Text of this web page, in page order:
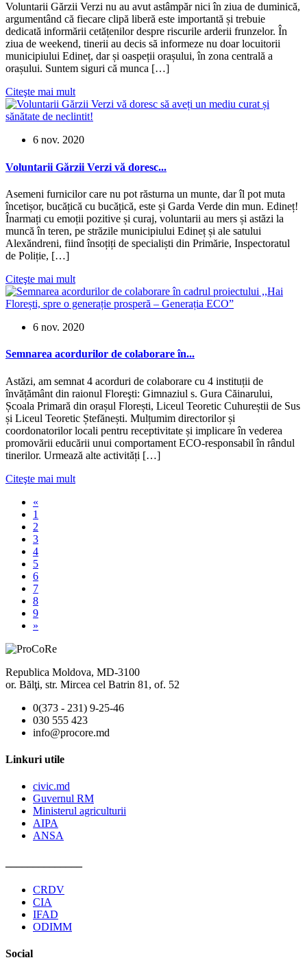
Voluntarii Gărzii Verzi nu au avut astâmpăr nici în ziua de duminică,
argumentând că fiecare clipă liberă este importantă și trebuie
dedicată informării cetățenilor despre riscurile arderii frunzelor. În
ziua de weekend, tinerii au decis să informeze nu doar locuitorii
municipiului Edineț, dar și oaspeții orașului, în zona centrală a
orașului. Suntem siguri că munca […]
Citeşte mai mult
6 nov. 2020
Voluntarii Gărzii Verzi vă doresc...
Asemeni furnicilor care nu pot răsturna un munte, dar îl pot muta
încetișor, bucățică cu bucățică, este și Garda Verde din mun. Edineț!
Înarmați cu emoții pozitive și curaj, voluntarii au mers și astăzi la
muncă în teren, pe străzile municipiului Edineț și ale satului
Alexăndreni, fiind însoțiți de specialiști din Primărie, Inspectoratul
de Poliție, […]
Citeşte mai mult
6 nov. 2020
Semnarea acordurilor de colaborare în...
Astăzi, am semnat 4 acorduri de colaborare cu 4 instituții de
învățământ din raionul Floreşti: Gimnaziul s. Gura Căinarului,
Școala Primară din orașul Florești, Liceul Teoretic Cuhureștii de Sus
și Liceul Teoretic Ștefănești. Mulțumim directorilor și
coordonatorilor locali pentru receptivitate și implicare în vederea
promovării educării unui comportament ECO-responsabil în rândul
tinerilor. Urmează alte activități […]
Citeşte mai mult
«
1
2
3
4
5
6
7
8
9
»
Republica Moldova, MD-3100
or. Bălţi, str. Mircea cel Batrin 81, of. 52
0(373 - 231) 9-25-46
030 555 423
info@procore.md
Linkuri utile
civic.md
Guvernul RM
Ministerul agriculturii
AIPA
ANSA
CRDV
CIA
IFAD
ODIMM
Social